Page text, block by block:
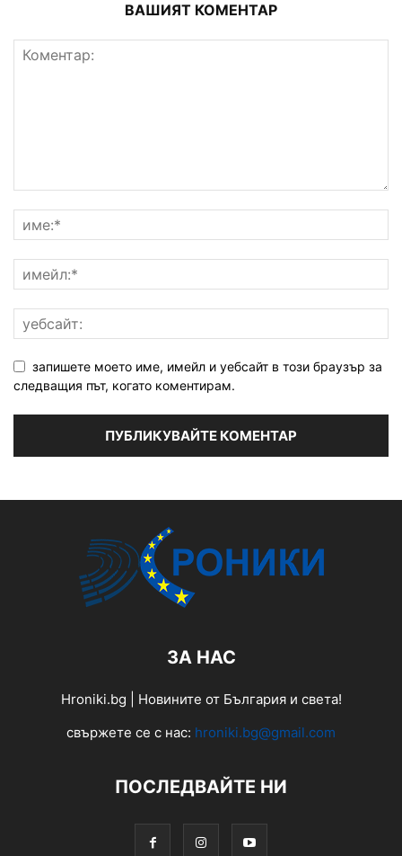
ВАШИЯТ КОМЕНТАР
запишете моето име, имейл и уебсайт в този браузър за
следващия път, когато коментирам.
ЗА НАС
Hroniki.bg | Новините от България и света!
свържете се с нас: hroniki.bg@gmail.com
ПОСЛЕДВАЙТЕ НИ